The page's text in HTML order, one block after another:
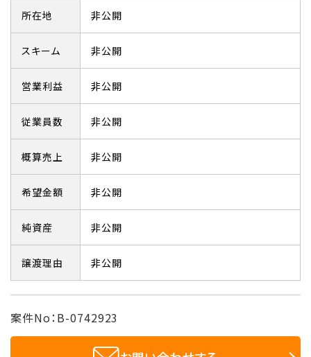
所在地 非公開
スキーム 非公開
営業利益 非公開
従業員数 非公開
概算売上 非公開
希望金額 非公開
純資産 非公開
譲渡理由 非公開
案件No：B-0742923